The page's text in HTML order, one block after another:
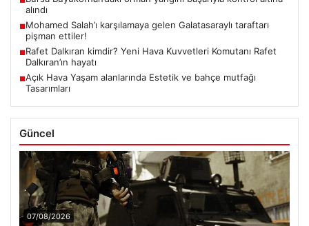
alındı
■Mohamed Salah’ı karşılamaya gelen Galatasaraylı taraftarı
pişman ettiler!
■Rafet Dalkıran kimdir? Yeni Hava Kuvvetleri Komutanı Rafet
Dalkıran’ın hayatı
■Açık Hava Yaşam alanlarında Estetik ve bahçe mutfağı
Tasarımları
Güncel
07/08/2026